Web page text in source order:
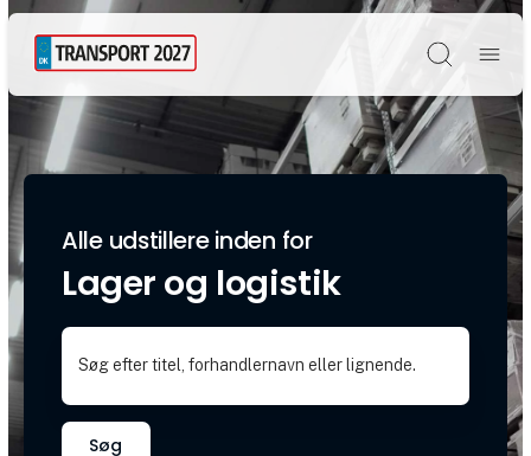
Søg
Alle udstillere inden for
Lager og logistik
Søg efter titel, forhandlernavn eller lignende.
Søg